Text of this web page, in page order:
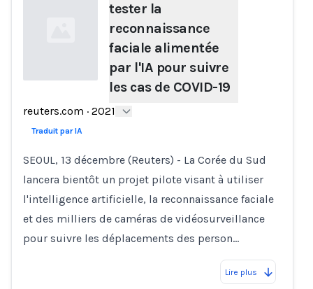
Loading...
tester la
reconnaissance
faciale alimentée
par l'IA pour suivre
les cas de COVID-19
reuters.com · 2021
Traduit par IA
SEOUL, 13 décembre (Reuters) - La Corée du Sud
lancera bientôt un projet pilote visant à utiliser
l'intelligence artificielle, la reconnaissance faciale
et des milliers de caméras de vidéosurveillance
pour suivre les déplacements des person…
Lire plus